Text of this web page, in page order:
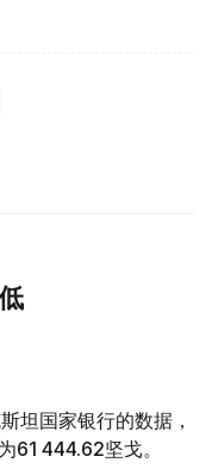
坦国家银行的数据，
61 444.62坚戈。